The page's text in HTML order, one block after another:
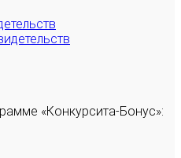
«Конкурсита-Бонус»: